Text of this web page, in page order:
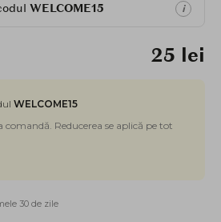
WELCOME15 i
25 lei
WELCOME15
comandă. Reducerea se aplică pe tot
30 de zile